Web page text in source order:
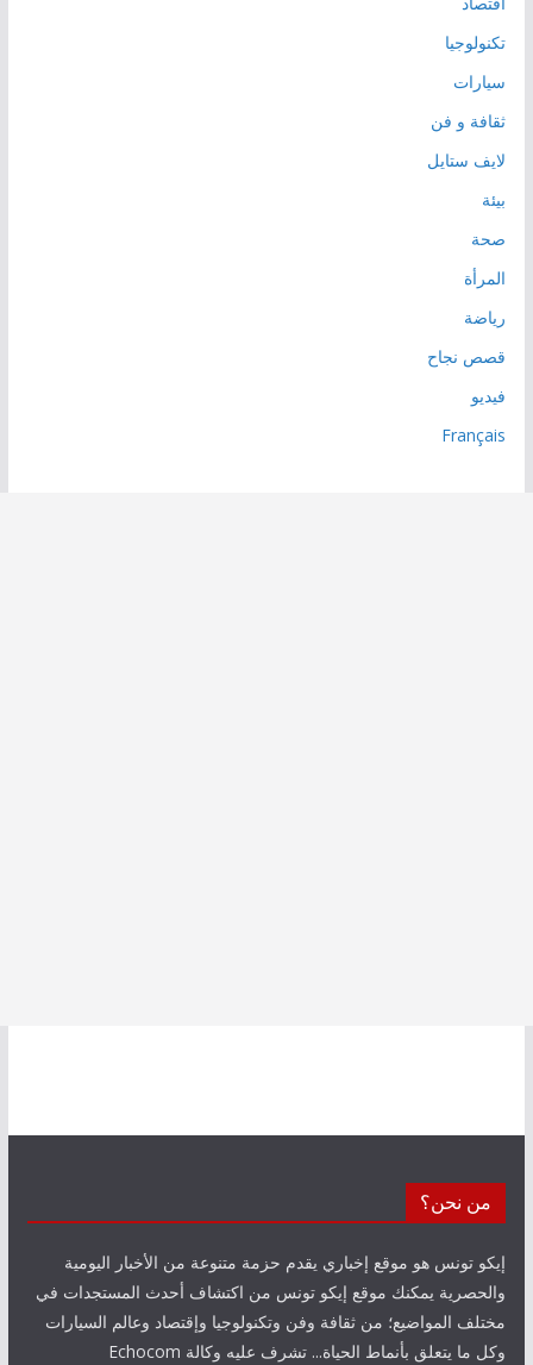
تكنولوجيا
سيارات
ثقافة و فن
لايف ستايل
بيئة
صحة
المرأة
رياضة
قصص نجاح
فيديو
Français
من نحن؟
إيكو تونس هو موقع إخباري يقدم حزمة متنوعة من الأخبار اليومية
والحصرية يمكنك موقع إيكو تونس من اكتشاف أحدث المستجدات في
مختلف المواضيع؛ من ثقافة وفن وتكنولوجيا وإقتصاد وعالم السيارات
وكل ما يتعلق بأنماط الحياة... تشرف عليه وكالة Echocom